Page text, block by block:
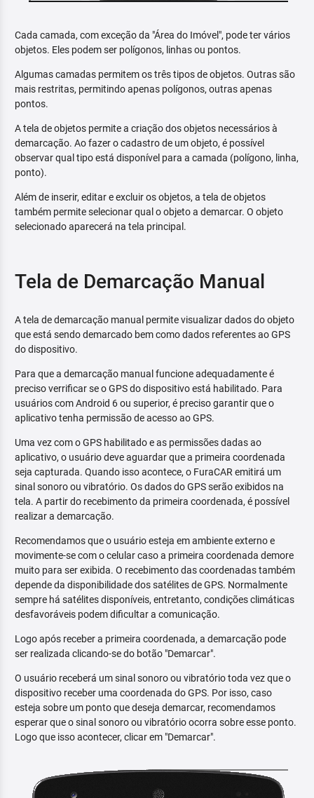
Cada camada, com exceção da "Área do Imóvel", pode ter vários
objetos. Eles podem ser polígonos, linhas ou pontos.
Algumas camadas permitem os três tipos de objetos. Outras são
mais restritas, permitindo apenas polígonos, outras apenas
pontos.
A tela de objetos permite a criação dos objetos necessários à
demarcação. Ao fazer o cadastro de um objeto, é possível
observar qual tipo está disponível para a camada (polígono, linha,
ponto).
Além de inserir, editar e excluir os objetos, a tela de objetos
também permite selecionar qual o objeto a demarcar. O objeto
selecionado aparecerá na tela principal.
Tela de Demarcação Manual
A tela de demarcação manual permite visualizar dados do objeto
que está sendo demarcado bem como dados referentes ao GPS
do dispositivo.
Para que a demarcação manual funcione adequadamente é
preciso verrificar se o GPS do dispositivo está habilitado. Para
usuários com Android 6 ou superior, é preciso garantir que o
aplicativo tenha permissão de acesso ao GPS.
Uma vez com o GPS habilitado e as permissões dadas ao
aplicativo, o usuário deve aguardar que a primeira coordenada
seja capturada. Quando isso acontece, o FuraCAR emitirá um
sinal sonoro ou vibratório. Os dados do GPS serão exibidos na
tela. A partir do recebimento da primeira coordenada, é possível
realizar a demarcação.
Recomendamos que o usuário esteja em ambiente externo e
movimente-se com o celular caso a primeira coordenada demore
muito para ser exibida. O recebimento das coordenadas também
depende da disponibilidade dos satélites de GPS. Normalmente
sempre há satélites disponíveis, entretanto, condições climáticas
desfavoráveis podem dificultar a comunicação.
Logo após receber a primeira coordenada, a demarcação pode
ser realizada clicando-se do botão "Demarcar".
O usuário receberá um sinal sonoro ou vibratório toda vez que o
dispositivo receber uma coordenada do GPS. Por isso, caso
esteja sobre um ponto que deseja demarcar, recomendamos
esperar que o sinal sonoro ou vibratório ocorra sobre esse ponto.
Logo que isso acontecer, clicar em "Demarcar".